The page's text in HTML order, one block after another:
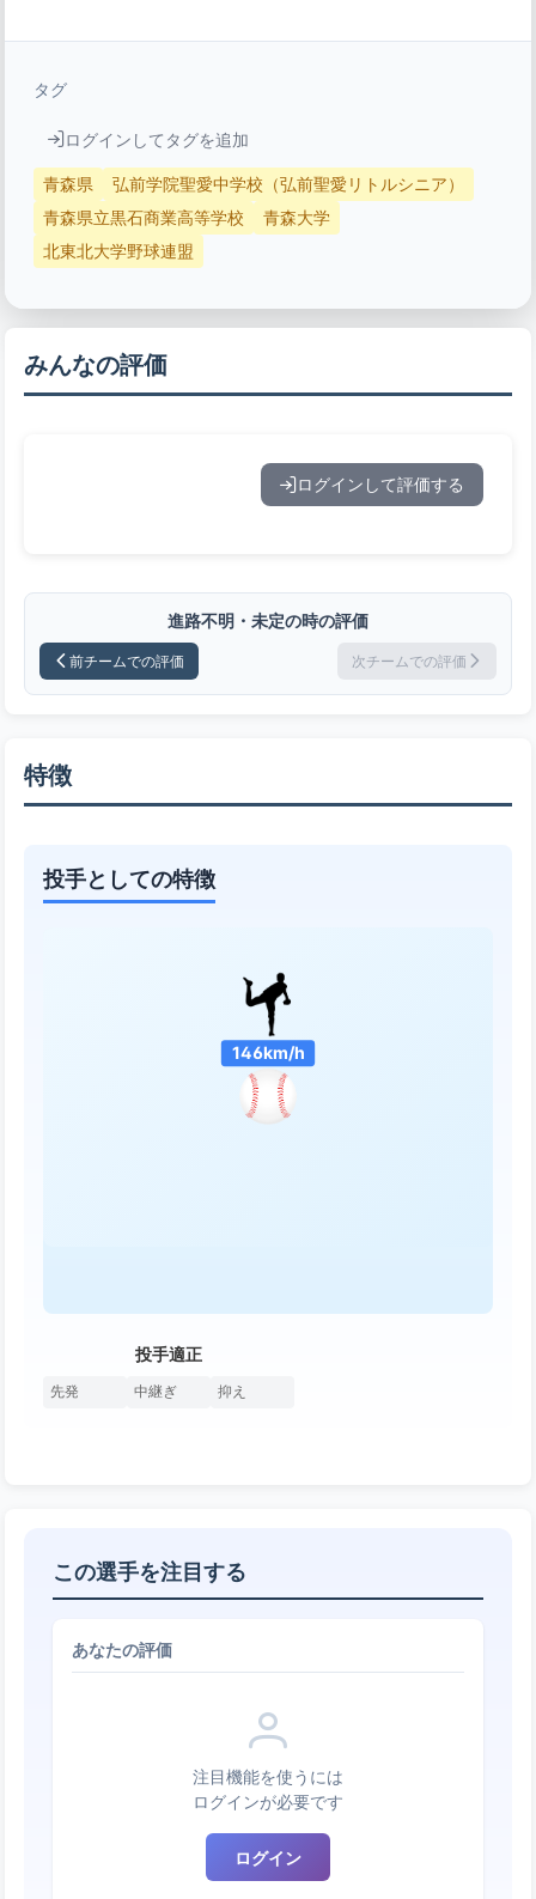
タグ
ログインしてタグを追加
青森県
弘前学院聖愛中学校（弘前聖愛リトルシニア）
青森県立黒石商業高等学校
青森大学
北東北大学野球連盟
みんなの評価
ログインして評価する
進路不明・未定の時の評価
前チームでの評価 次チームでの評価
特徴
投手としての特徴
146km/h
投手適正
先発 中継ぎ 抑え
この選手を注目する
あなたの評価
注目機能を使うには
ログインが必要です
ログイン